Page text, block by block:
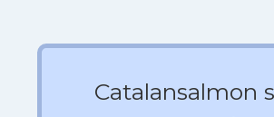
Catalansalmon